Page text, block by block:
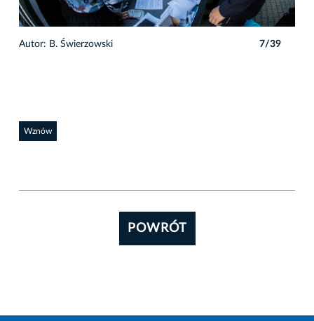
Autor: B. Świerzowski 7/39
Wznów
POWRÓT